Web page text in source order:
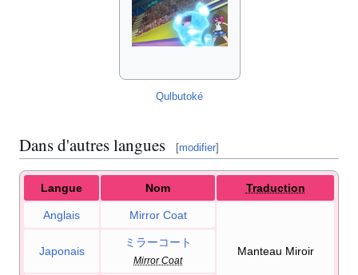
Qulbutoké
Dans d'autres langues [modifier]
Langue Nom Traduction
Anglais Mirror Coat
Manteau Miroir
Japonais
ミラーコート
Mirror Coat